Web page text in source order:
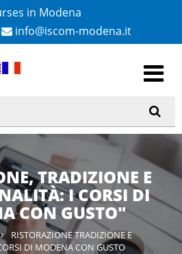
in Modena
info@iscom-modena.it
TRADIZIONE E
I CORSI DI
CON GUSTO"
RISTORAZIONE TRADIZIONE E
DI MODENA CON GUSTO